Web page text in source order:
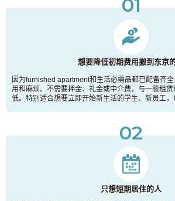
01
想要降低初期费用搬到东京
因为furnished apartment和生活必需品都已配备齐
用和麻烦。不需要押金、礼金或中介费，与一般租
低。特别适合想要立即开始新生活的学生、新员工，
02
只想短期居住的人